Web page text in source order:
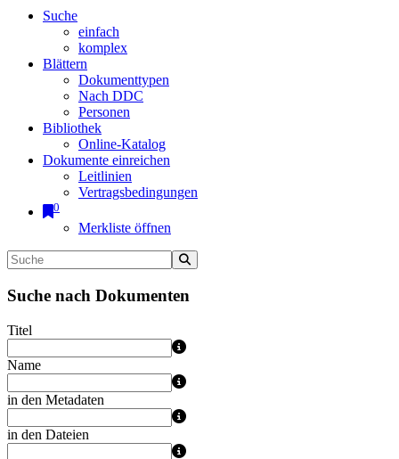
Suche
einfach
komplex
Blättern
Dokumenttypen
Nach DDC
Personen
Bibliothek
Online-Katalog
Dokumente einreichen
Leitlinien
Vertragsbedingungen
0
Merkliste öffnen
Suche nach Dokumenten
Titel
Name
in den Metadaten
in den Dateien